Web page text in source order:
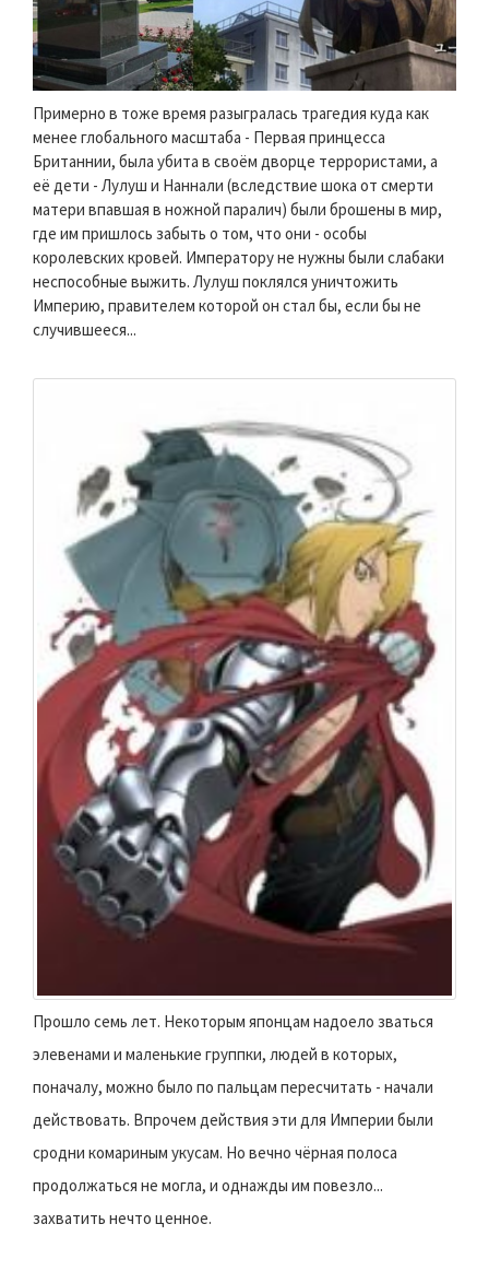
Примерно в тоже время разыгралась трагедия куда как
менее глобального масштаба - Первая принцесса
Британнии, была убита в своём дворце террористами, а
её дети - Лулуш и Наннали (вследствие шока от смерти
матери впавшая в ножной паралич) были брошены в мир,
где им пришлось забыть о том, что они - особы
королевских кровей. Императору не нужны были слабаки
неспособные выжить. Лулуш поклялся уничтожить
Империю, правителем которой он стал бы, если бы не
случившееся...
Прошло семь лет. Некоторым японцам надоело зваться
элевенами и маленькие группки, людей в которых,
поначалу, можно было по пальцам пересчитать - начали
действовать. Впрочем действия эти для Империи были
сродни комариным укусам. Но вечно чёрная полоса
продолжаться не могла, и однажды им повезло...
захватить нечто ценное.